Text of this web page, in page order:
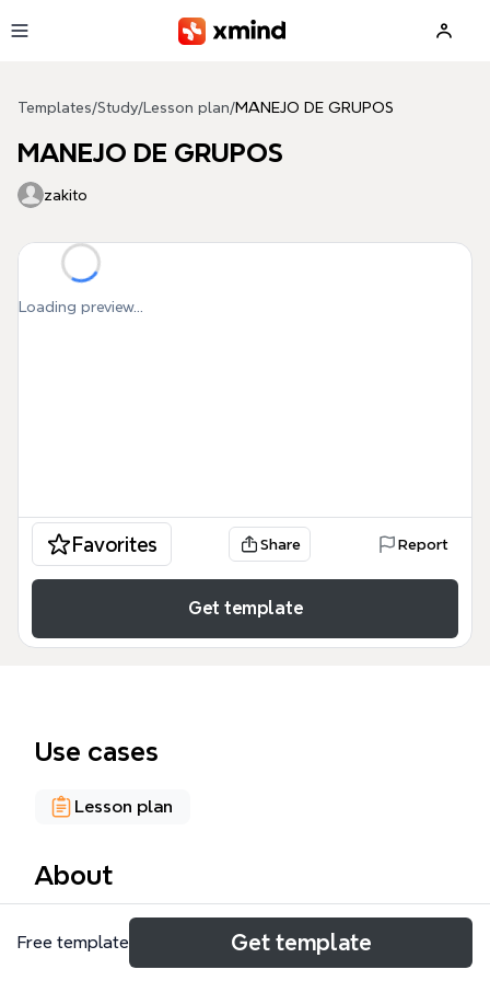
Templates/Study/ Lesson plan/MANEJO DE GRUPOS
MANEJO DE GRUPOS
zakito
Loading preview...
Favorites Share Report
Get template
Use cases
Lesson plan
About
El mind map 'MANEJO DE GRUPOS' es una guía
docente de 111 nodos que cubre elementos clave
Free template Get template